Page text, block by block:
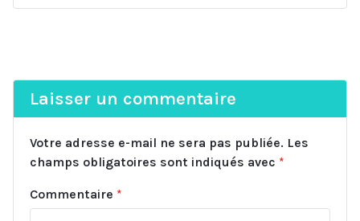
Laisser un commentaire
Votre adresse e-mail ne sera pas publiée. Les
champs obligatoires sont indiqués avec *
Commentaire *